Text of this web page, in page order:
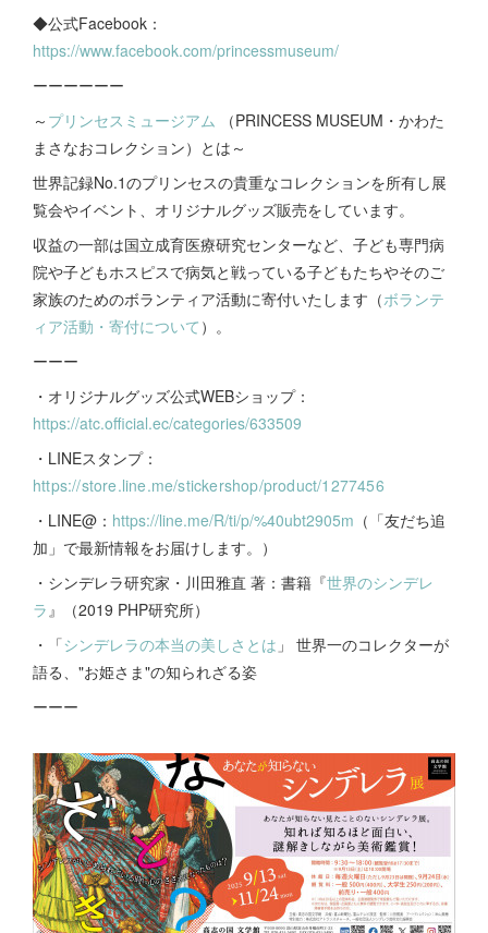
◆公式Facebook：
https://www.facebook.com/princessmuseum/
ーーーーーー
～ プリンセスミュージアム （PRINCESS MUSEUM・かわた
まさなおコレクション）とは～
世界記録No.1のプリンセスの貴重なコレクションを所有し展
覧会やイベント、オリジナルグッズ販売をしています。
収益の一部は国立成育医療研究センターなど、子ども専門病
院や子どもホスピスで病気と戦っている子どもたちやそのご
家族のためのボランティア活動に寄付いたします（ボランテ
ィア活動・寄付について ）。
ーーー
・オリジナルグッズ公式WEBショップ：
https://atc.official.ec/categories/633509
・LINEスタンプ：
https://store.line.me/stickershop/product/1277456
・LINE@： https://line.me/R/ti/p/%40ubt2905m （「友だち追
加」で最新情報をお届けします。）
・シンデレラ研究家・川田雅直 著：書籍『世界のシンデレ
ラ 』（2019 PHP研究所）
・「シンデレラの本当の美しさとは 」 世界一のコレクターが
語る、"お姫さま"の知られざる姿
ーーー